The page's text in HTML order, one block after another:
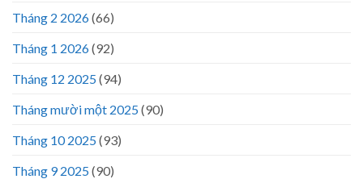
Tháng 2 2026(66)
Tháng 1 2026(92)
Tháng 12 2025(94)
Tháng mười một 2025(90)
Tháng 10 2025(93)
Tháng 9 2025(90)